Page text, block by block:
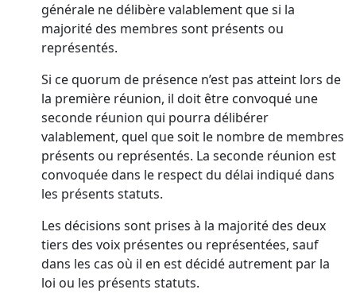
générale ne délibère valablement que si la
majorité des membres sont présents ou
représentés.
Si ce quorum de présence n’est pas atteint lors de
la première réunion, il doit être convoqué une
seconde réunion qui pourra délibérer
valablement, quel que soit le nombre de membres
présents ou représentés. La seconde réunion est
convoquée dans le respect du délai indiqué dans
les présents statuts.
Les décisions sont prises à la majorité des deux
tiers des voix présentes ou représentées, sauf
dans les cas où il en est décidé autrement par la
loi ou les présents statuts.